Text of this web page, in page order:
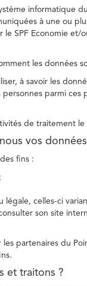
informatique
à une ou
SPF Economie et/
les données
à savoir les
parmi ces
de traitement le
vos
fins :
celles-ci
son site
partenaires du
et traitons ?